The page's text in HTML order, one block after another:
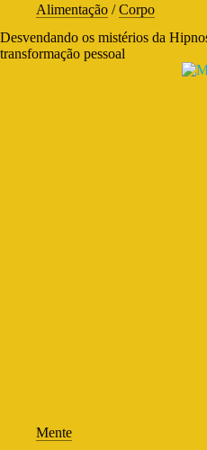
Alimentação /Corpo
Desvendando os mistérios da
transformação pessoal
Mente